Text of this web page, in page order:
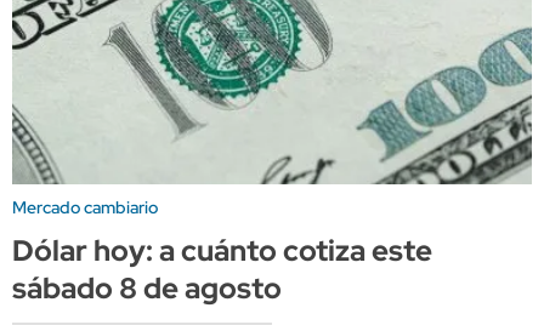
Mercado cambiario
Dólar hoy: a cuánto cotiza este
sábado 8 de agosto